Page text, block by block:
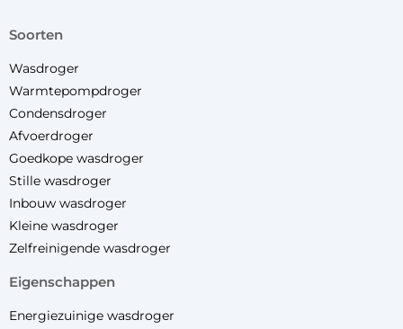
soorten
Wasdroger
Warmtepompdroger
Condensdroger
Afvoerdroger
Goedkope wasdroger
Stille wasdroger
Inbouw wasdroger
Kleine wasdroger
Zelfreinigende wasdroger
eigenschappen
Energiezuinige wasdroger